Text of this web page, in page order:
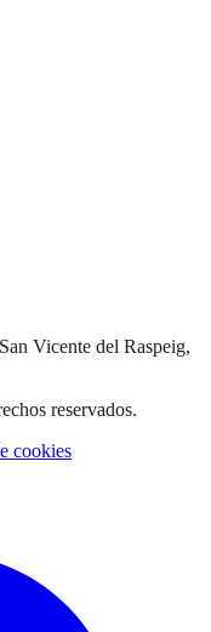
Vicente del Raspeig,
reservados.
cookies